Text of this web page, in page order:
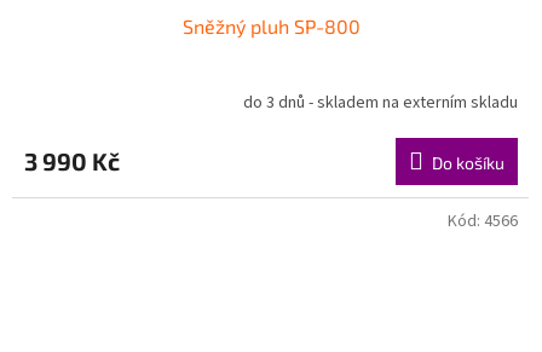
Sněžný pluh SP-800
do 3 dnů - skladem na externím skladu
3 990 Kč Do košíku
Kód: 4566